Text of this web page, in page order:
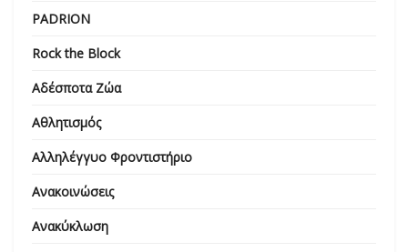
PADRION
Rock the Block
Αδέσποτα Ζώα
Αθλητισμός
Αλληλέγγυο Φροντιστήριο
Ανακοινώσεις
Ανακύκλωση